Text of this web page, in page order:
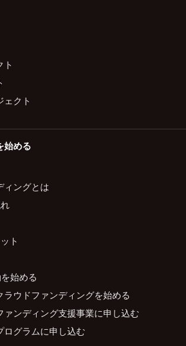
ト
ェクト
始める
ィングとは
ト
始める
ウドファンディングを始める
ァンディング支援事業に申し込む
ログラムに申し込む